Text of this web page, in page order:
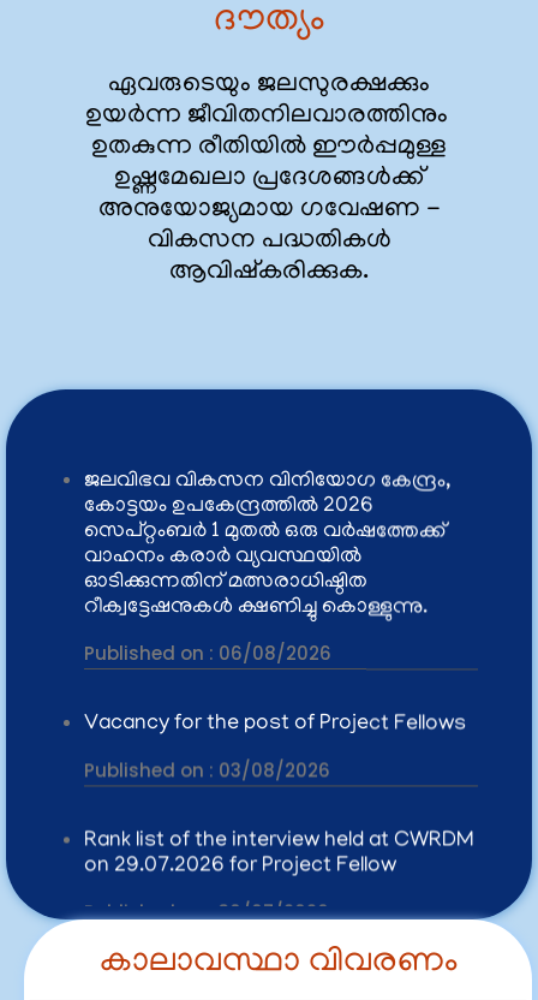
ദൗത്യം
ഏവരുടെയും ജലസുരക്ഷക്കും
ഉയർന്ന ജീവിതനിലവാരത്തിനും
ഉതകുന്ന രീതിയിൽ ഈർപ്പമുള്ള
ഉഷ്ണമേഖലാ പ്രദേശങ്ങൾക്ക്
അനുയോജ്യമായ ഗവേഷണ -
വികസന പദ്ധതികൾ
ആവിഷ്കരിക്കുക.
ഓടിക്കുന്നതിന് മത്സരാധിഷ്ഠിത
റീക്വട്ടേഷനുകൾ ക്ഷണിച്ചു കൊള്ളുന്നു.
Published on :06/08/2026
Vacancy for the post of Project Fellows
Published on :03/08/2026
Rank list of the interview held at CWRDM
on 29.07.2026 for Project Fellow
CWRDM invites tenders for the 'Design,
Supply, Installation, Testing and
Chamber FRP Water Processing,
കാലാവസ്ഥാ വിവരണം